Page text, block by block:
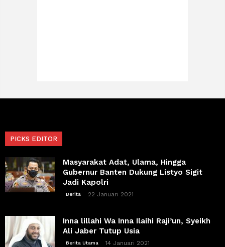
PICKS EDITOR
Masyarakat Adat, Ulama, Hingga
Gubernur Banten Dukung Listyo Sigit
Jadi Kapolri
Berita 22 Januari 2021
Inna lillahi Wa Inna Ilaihi Raji’un, Syeikh
Ali Jaber Tutup Usia
Berita Utama 14 Januari 2021